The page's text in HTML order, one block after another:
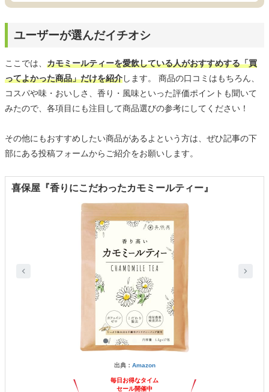
ユーザーが選んだイチオシ
ここでは、 カモミールティーを愛飲している人がおすすめする「買
ってよかった商品」だけを紹介します。 商品の口コミはもちろん、
コスパや味・おいしさ、香り・風味といった評価ポイントも聞いて
みたので、各項目にも注目して商品選びの参考にしてください！
その他にもおすすめしたい商品があるよという方は、ぜひ記事の下
部にある投稿フォームからご紹介をお願いします。
喜保屋『香りにこだわったカモミールティー』
出典： Amazon
毎日お得なタイム
セール開催中